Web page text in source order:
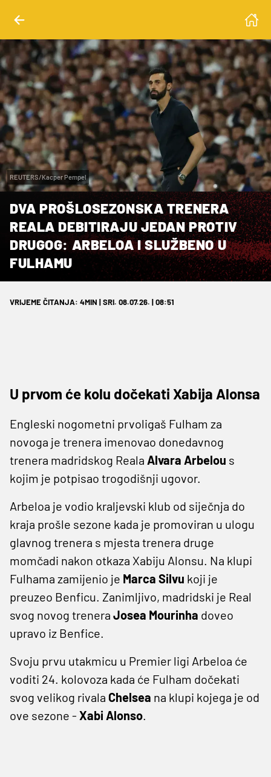
REUTERS/Kacper Pempel
DVA PROŠLOSEZONSKA TRENERA
REALA DEBITIRAJU JEDAN PROTIV
DRUGOG: ARBELOA I SLUŽBENO U
FULHAMU
VRIJEME ČITANJA: 4MIN | SRI. 08.07.26. | 08:51
U prvom će kolu dočekati Xabija Alonsa
Engleski nogometni prvoligaš Fulham za
novoga je trenera imenovao donedavnog
trenera madridskog Reala Alvara Arbelou s
kojim je potpisao trogodišnji ugovor.
Arbeloa je vodio kraljevski klub od siječnja do
kraja prošle sezone kada je promoviran u ulogu
glavnog trenera s mjesta trenera druge
momčadi nakon otkaza Xabiju Alonsu. Na klupi
Fulhama zamijenio je Marca Silvu koji je
preuzeo Benficu. Zanimljivo, madridski je Real
svog novog trenera Josea Mourinha doveo
upravo iz Benfice.
Svoju prvu utakmicu u Premier ligi Arbeloa će
voditi 24. kolovoza kada će Fulham dočekati
svog velikog rivala Chelsea na klupi kojega je od
ove sezone - Xabi Alonso.